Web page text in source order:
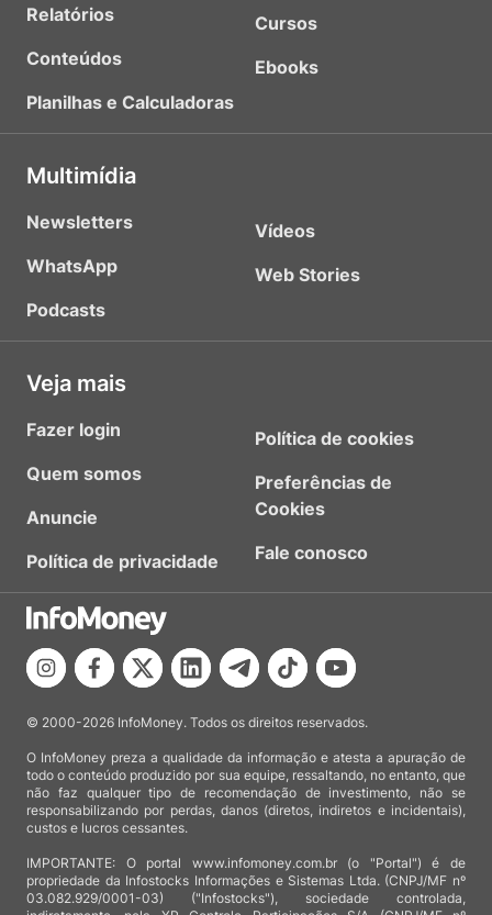
Relatórios
Conteúdos
Planilhas e Calculadoras
Cursos
Ebooks
Multimídia
Newsletters
WhatsApp
Podcasts
Vídeos
Web Stories
Veja mais
Fazer login
Quem somos
Anuncie
Política de privacidade
Política de cookies
Preferências de
Cookies
Fale conosco
© 2000-2026 InfoMoney. Todos os direitos reservados.
O InfoMoney preza a qualidade da informação e atesta a apuração de
todo o conteúdo produzido por sua equipe, ressaltando, no entanto, que
não faz qualquer tipo de recomendação de investimento, não se
responsabilizando por perdas, danos (diretos, indiretos e incidentais),
custos e lucros cessantes.
IMPORTANTE: O portal www.infomoney.com.br (o "Portal") é de
propriedade da Infostocks Informações e Sistemas Ltda. (CNPJ/MF nº
03.082.929/0001-03) ("Infostocks"), sociedade controlada,